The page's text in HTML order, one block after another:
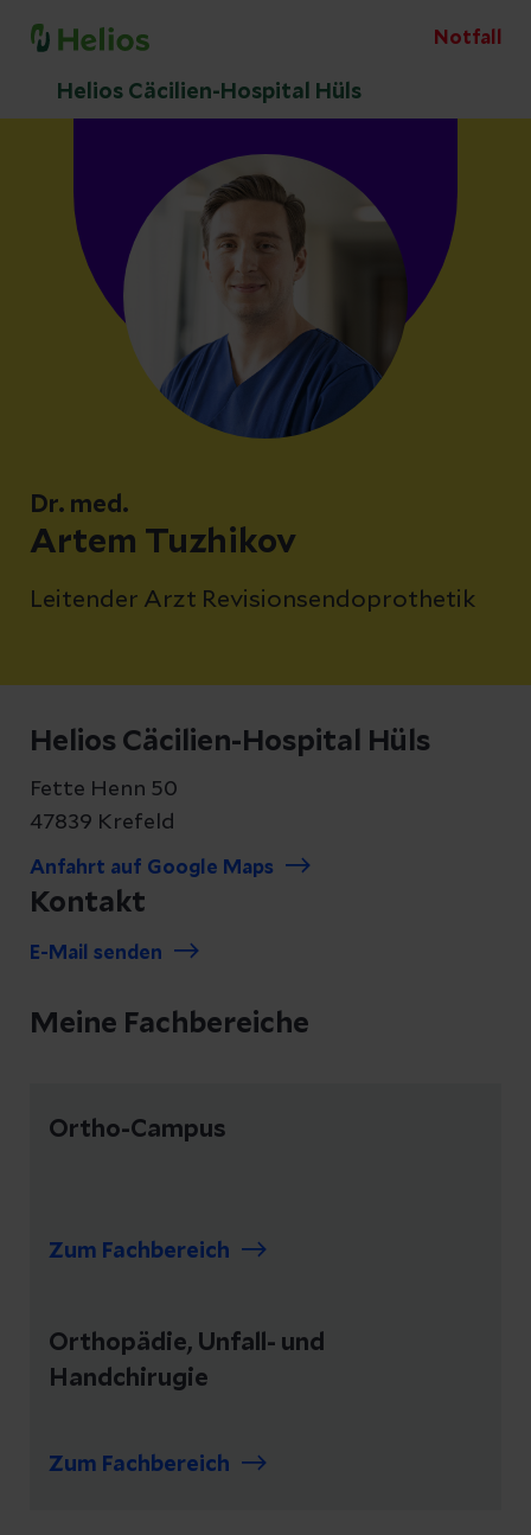
Notfall
Helios Cäcilien-Hospital Hüls
Dr. med.
Artem Tuzhikov
Leitender Arzt Revisionsendoprothetik
Helios Cäcilien-Hospital Hüls
Fette Henn 50
47839 Krefeld
Anfahrt auf Google Maps
Kontakt
E-Mail senden
Meine Fachbereiche
Ortho-Campus
Zum Fachbereich
Orthopädie, Unfall- und
Handchirugie
Zum Fachbereich